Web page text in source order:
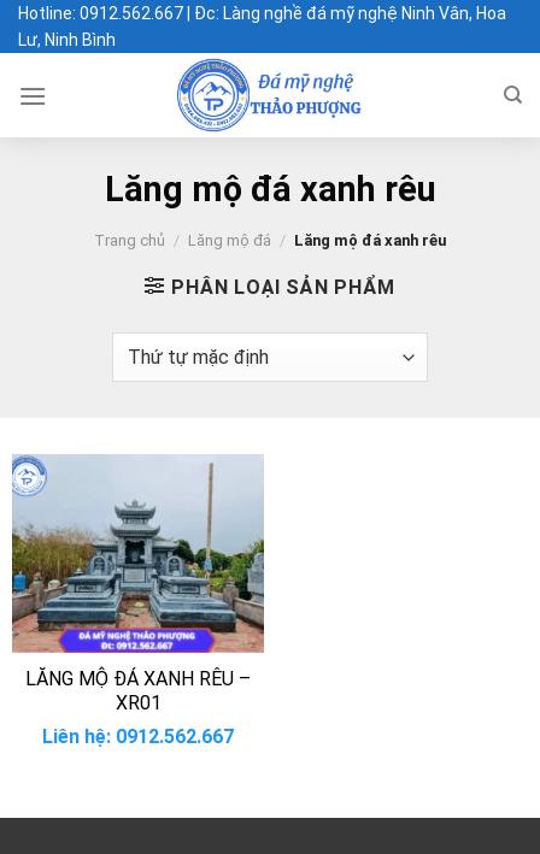
Chuyển
đến
dung
Hotline: 0912.562.667 | Đc: Làng nghề đá mỹ nghệ Ninh Vân, Hoa
Lư, Ninh Bình
Lăng mộ đá xanh rêu
Trang chủ / Lăng mộ đá / Lăng mộ đá xanh rêu
PHÂN LOẠI SẢN PHẨM
LĂNG MỘ ĐÁ XANH RÊU –
XR01
Liên hệ: 0912.562.667